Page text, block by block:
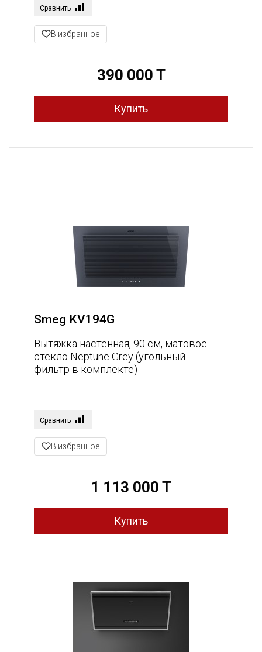
Сравнить
В избранное
390 000 T
Smeg KV194G
Вытяжка настенная, 90 см, матовое
стекло Neptune Grey (угольный
фильтр в комплекте)
Сравнить
В избранное
1 113 000 T